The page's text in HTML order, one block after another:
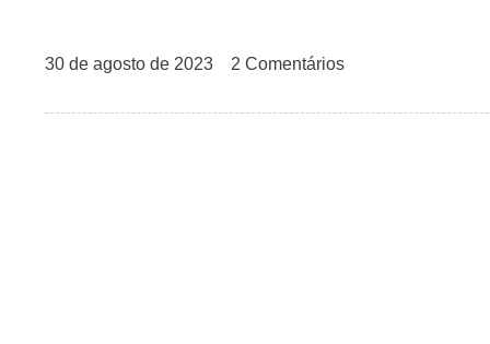
30 de agosto de 2023 2 Comentários